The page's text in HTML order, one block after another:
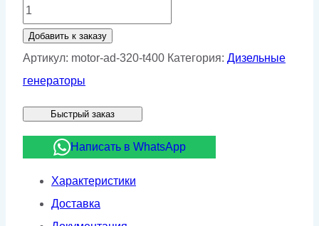
Количество
товара
Дизельный
генератор
АД
Добавить к заказу
Артикул: motor-ad-320-t400 Категория: Дизельные
генераторы
Быстрый заказ
Написать в WhatsApp
Характеристики
Доставка